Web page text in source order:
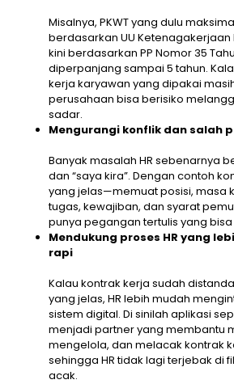
Misalnya, PKWT yang dulu
berdasarkan UU Ketenagakerjaan
kini berdasarkan PP Nomor 35
diperpanjang sampai 5 tahun.
kerja karyawan yang dipakai
perusahaan bisa berisiko
sadar.
Mengurangi konflik dan salah
Banyak masalah HR sebenarnya
dan “saya kira”. Dengan contoh
yang jelas—memuat posisi, masa
tugas, kewajiban, dan syarat
punya pegangan tertulis yang
Mendukung proses HR yang
rapi
Kalau kontrak kerja sudah
yang jelas, HR lebih mudah
sistem digital. Di sinilah aplikasi
menjadi partner yang membantu
mengelola, dan melacak kontrak
sehingga HR tidak lagi terjebak di
acak.